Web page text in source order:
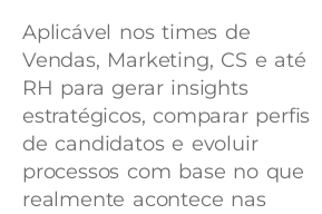
Aplicável nos times de
Vendas, Marketing, CS e até
RH para gerar insights
estratégicos, comparar perfis
de candidatos e evoluir
processos com base no que
realmente acontece nas